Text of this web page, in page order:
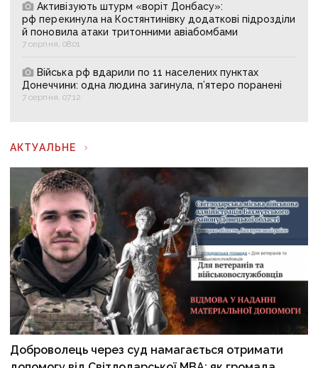
Активізують штурм «воріт Донбасу»:
рф перекинула на Костянтинівку додаткові підрозділи
й поновила атаки тритонними авіабомбами
7 серпня, 08:01
Війська рф вдарили по 11 населених пунктах
Донеччини: одна людина загинула, п’ятеро поранені
7 серпня, 07:12
АКТУАЛЬНЕ
Доброволець через суд намагається отримати